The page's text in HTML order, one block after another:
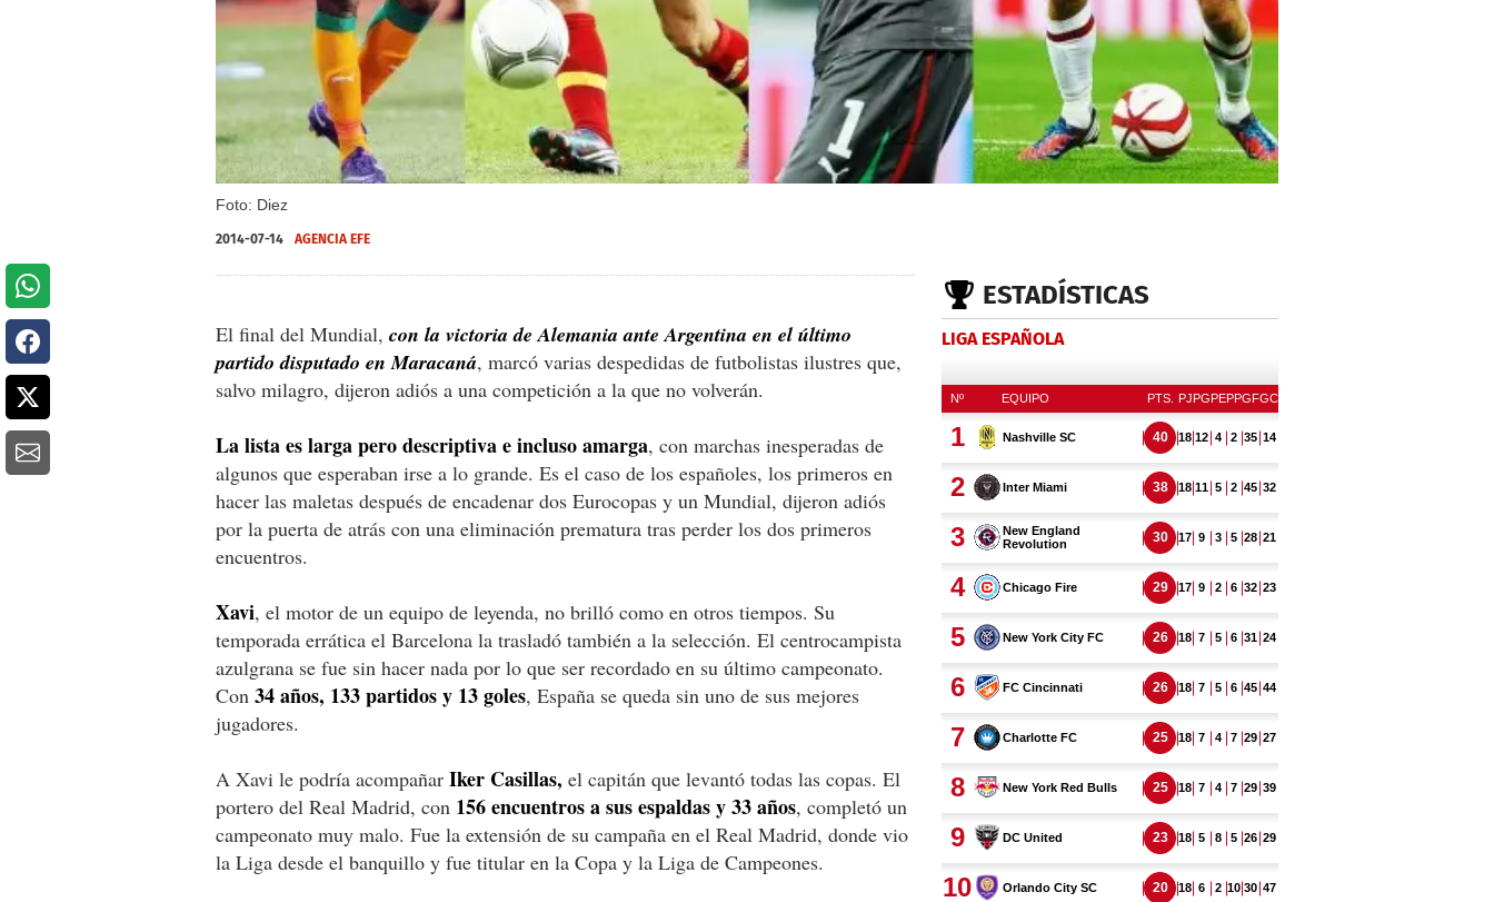
Foto: Diez
2014-07-14 AGENCIA EFE
El final del Mundial, con la victoria de Alemania ante Argentina en el último
partido disputado en Maracaná, marcó varias despedidas de futbolistas ilustres que,
salvo milagro, dijeron adiós a una competición a la que no volverán.
La lista es larga pero descriptiva e incluso amarga, con marchas inesperadas de
algunos que esperaban irse a lo grande. Es el caso de los españoles, los primeros en
hacer las maletas después de encadenar dos Eurocopas y un Mundial, dijeron adiós
por la puerta de atrás con una eliminación prematura tras perder los dos primeros
encuentros.
Xavi, el motor de un equipo de leyenda, no brilló como en otros tiempos. Su
temporada errática el Barcelona la trasladó también a la selección. El centrocampista
azulgrana se fue sin hacer nada por lo que ser recordado en su último campeonato.
Con 34 años, 133 partidos y 13 goles, España se queda sin uno de sus mejores
jugadores.
A Xavi le podría acompañar Iker Casillas, el capitán que levantó todas las copas. El
portero del Real Madrid, con 156 encuentros a sus espaldas y 33 años, completó un
campeonato muy malo. Fue la extensión de su campaña en el Real Madrid, donde vio
la Liga desde el banquillo y fue titular en la Copa y la Liga de Campeones.
ESTADÍSTICAS
LIGA ESPAÑOLA